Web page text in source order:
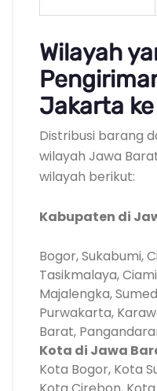
Wilayah
Jakarta
Distribusi barang
wilayah Jawa
wilayah berikut:
Kabupaten di
Bogor, Sukabumi,
Tasikmalaya,
Majalengka,
Purwakarta,
Barat,
Kota di Jawa
Kota Bogor, Kota